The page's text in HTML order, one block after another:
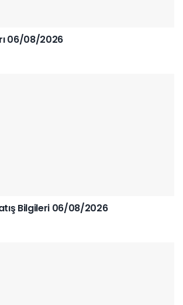
06/08/2026
Bilgileri 06/08/2026